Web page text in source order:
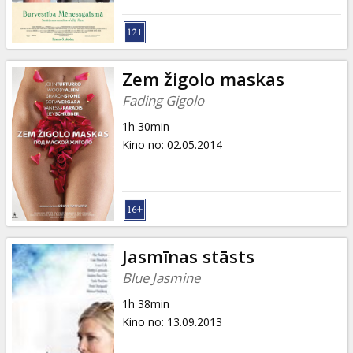
Zem žigolo maskas
Fading Gigolo
1h 30min
Kino no: 02.05.2014
Jasmīnas stāsts
Blue Jasmine
1h 38min
Kino no: 13.09.2013